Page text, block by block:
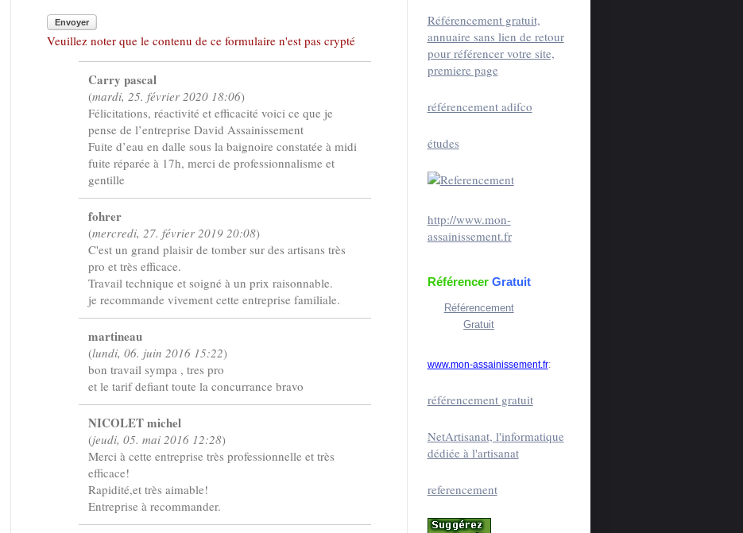
Envoyer
Veuillez noter que le contenu de ce formulaire n'est pas crypté
Carry pascal
(mardi, 25. février 2020 18:06)
Félicitations, réactivité et efficacité voici ce que je
pense de l’entreprise David Assainissement
Fuite d’eau en dalle sous la baignoire constatée à midi
fuite réparée à 17h, merci de professionnalisme et
gentille
fohrer
(mercredi, 27. février 2019 20:08)
C'est un grand plaisir de tomber sur des artisans très
pro et très efficace.
Travail technique et soigné à un prix raisonnable.
je recommande vivement cette entreprise familiale.
martineau
(lundi, 06. juin 2016 15:22)
bon travail sympa , tres pro
et le tarif defiant toute la concurrance bravo
NICOLET michel
(jeudi, 05. mai 2016 12:28)
Merci à cette entreprise très professionnelle et très
efficace!
Rapidité,et très aimable!
Entreprise à recommander.
Référencement gratuit,
annuaire sans lien de retour
pour référencer votre site,
premiere page
référencement adifco
études
http://www.mon-
assainissement.fr
Référencer Gratuit
Référencement
Gratuit
www.mon-assainissement.fr:
référencement gratuit
NetArtisanat, l'informatique
dédiée à l'artisanat
referencement